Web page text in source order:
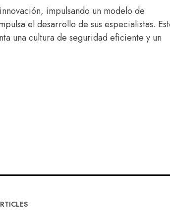
impulsando un modelo de
el desarrollo de sus especialistas.
una cultura de seguridad eficiente y un